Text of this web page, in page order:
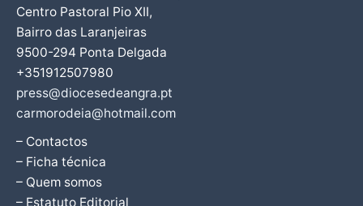
Centro Pastoral Pio XII,
Bairro das Laranjeiras
9500-294 Ponta Delgada
+351912507980
press@diocesedeangra.pt
carmorodeia@hotmail.com
– Contactos
– Ficha técnica
– Quem somos
– Estatuto Editorial